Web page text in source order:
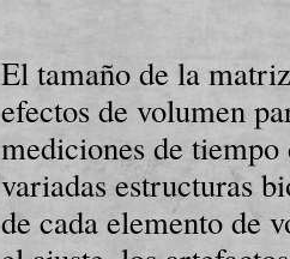
El tamaño de la
efectos de volumen
mediciones de
variadas estructuras
de cada elemento de